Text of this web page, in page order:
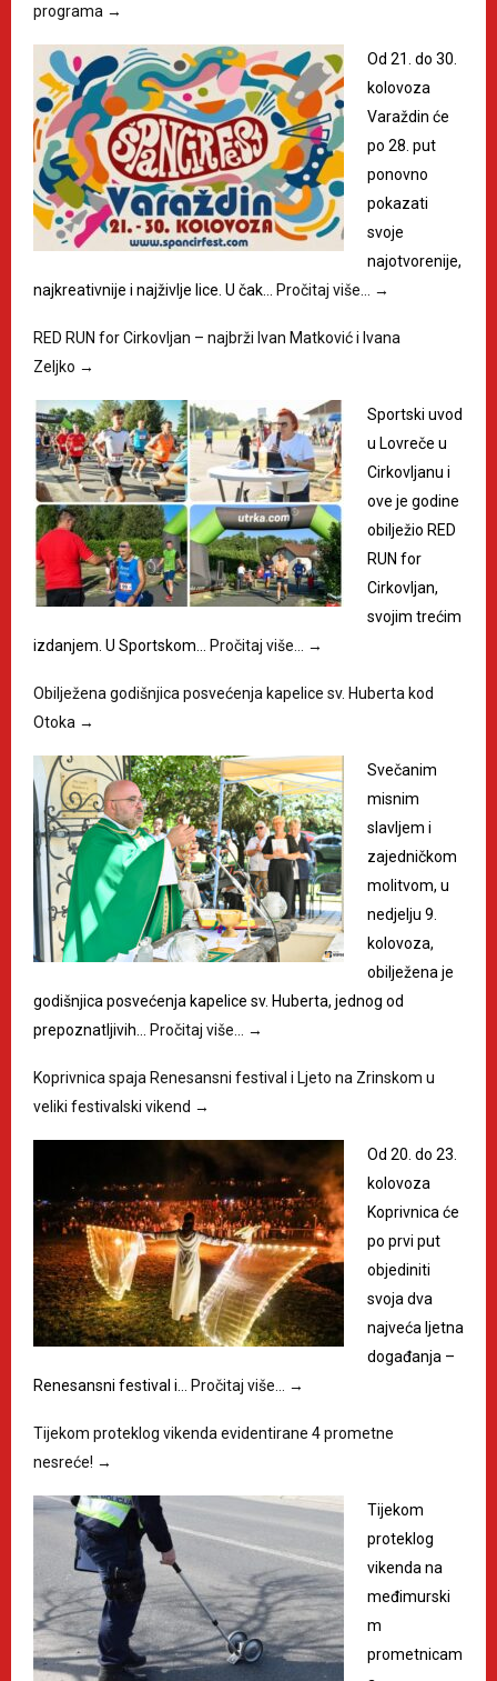
programa →
Od 21. do 30.
kolovoza
Varaždin će
po 28. put
ponovno
pokazati
svoje
najotvorenije,
najkreativnije i najživlje lice. U čak…
Pročitaj više… →
RED RUN for Cirkovljan – najbrži Ivan Matković i Ivana
Zeljko →
Sportski uvod
u Lovreče u
Cirkovljanu i
ove je godine
obilježio RED
RUN for
Cirkovljan,
svojim trećim
izdanjem. U Sportskom…
Pročitaj više… →
Obilježena godišnjica posvećenja kapelice sv. Huberta kod
Otoka →
Svečanim
misnim
slavljem i
zajedničkom
molitvom, u
nedjelju 9.
kolovoza,
obilježena je
godišnjica posvećenja kapelice sv. Huberta, jednog od
prepoznatljivih…
Pročitaj više… →
Koprivnica spaja Renesansni festival i Ljeto na Zrinskom u
veliki festivalski vikend →
Od 20. do 23.
kolovoza
Koprivnica će
po prvi put
objediniti
svoja dva
najveća ljetna
događanja –
Renesansni festival i…
Pročitaj više… →
Tijekom proteklog vikenda evidentirane 4 prometne
nesreće! →
Tijekom
proteklog
vikenda na
međimurski
m
prometnicam